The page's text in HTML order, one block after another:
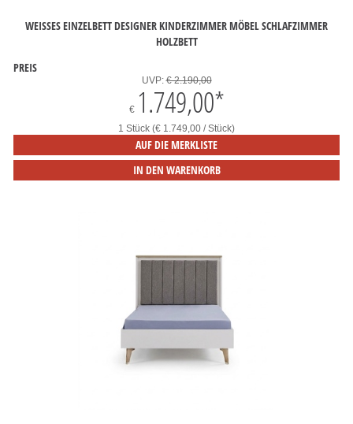
WEISSES EINZELBETT DESIGNER KINDERZIMMER MÖBEL SCHLAFZIMMER H
OLZBETT
PREIS
UVP:€ 2.190,00
€ 1.749,00*
1 Stück (€ 1.749,00 / Stück)
AUF DIE MERKLISTE
IN DEN WARENKORB